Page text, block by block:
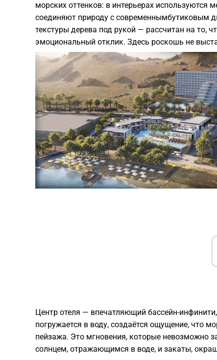
морских оттенков: в интерьерах
соединяют природу с современнымбутиковым
текстуры дерева под рукой — рассчитан на то,
эмоциональный отклик. Здесь роскошь не
Центр отеля — впечатляющий бассейн-
погружается в воду, создаётся ощущение, что
пейзажа. Это мгновения, которые невозможно
солнцем, отражающимся в воде, и закаты,